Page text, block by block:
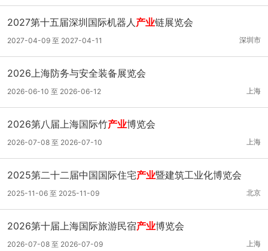
2027第十五届深圳国际机器人产业链展览会
深圳市
2027-04-09 至 2027-04-11
2026上海防务与安全装备展览会
上海
2026-06-10 至 2026-06-12
2026第八届上海国际竹产业博览会
上海
2026-07-08 至 2026-07-10
2025第二十二届中国国际住宅产业暨建筑工业化博览会
北京
2025-11-06 至 2025-11-09
2026第十届上海国际旅游民宿产业博览会
上海
2026-07-08 至 2026-07-09